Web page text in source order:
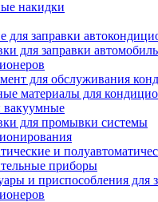
накидки
для заправки
для заправки
для обслуживания
материалы для
вакуумные
для промывки системы
и
приборы
и приспособления для